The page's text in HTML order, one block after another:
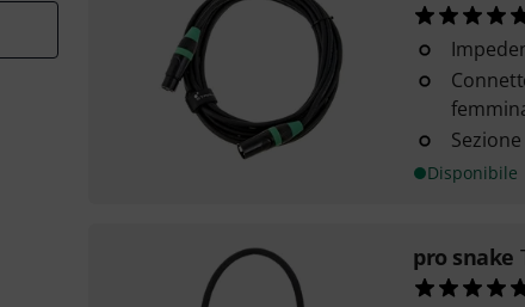
Disponibile
pro snake